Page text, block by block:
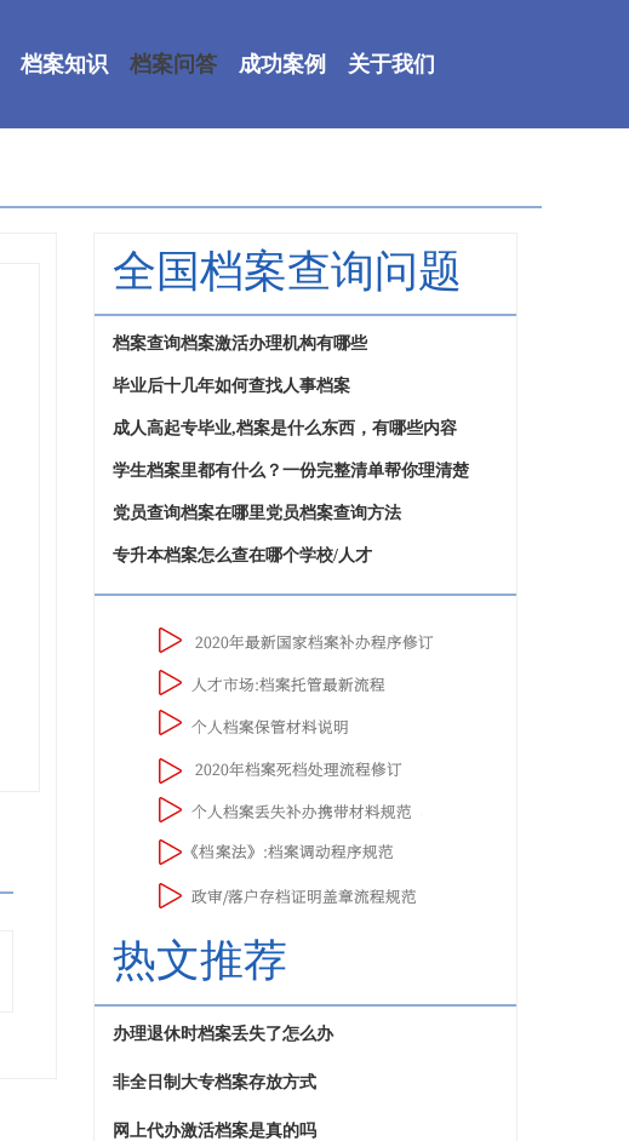
档案知识 档案问答 成功案例 关于我们
全国档案查询问题
档案查询档案激活办理机构有哪些
毕业后十几年如何查找人事档案
成人高起专毕业,档案是什么东西，有哪些内容
学生档案里都有什么？一份完整清单帮你理清楚
党员查询档案在哪里党员档案查询方法
专升本档案怎么查在哪个学校/人才
热文推荐
办理退休时档案丢失了怎么办
非全日制大专档案存放方式
网上代办激活档案是真的吗